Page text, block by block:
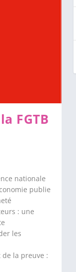
FGTB
nationale
publie
: une
les
la preuve :